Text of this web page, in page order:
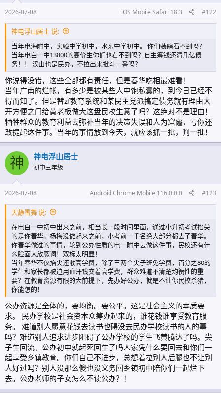
2026-07-08 iOS Mobile Safari 18.3 #122
神电浮山居士 说:
当年电海附中，实验中学初中，水东中学初中。 你们装瞎看不到吗？
当年电白一中13800的高价生你们也看不到吗？自主筹钱还清几亿债
务！！ 汉山也是民办，不拉出来批斗一番吗？
你说得没错，这些全部都有责任，但是春华吃相最难看！
当年广南的烂帐，有多少是被某些人中饱私囊的，到今日已经不
得而知了。但是替zf教育系统和某民主党派搞定债务就有理由大
开方便之门给黄老板做大这盘民校生意了吗？这绝对不是理由！
牺牲群众的教育利益去弥补当年的决策失误和人为窟窿，亏你还
敢提起这件事。当年的事情放到今天，就应该抓一批，判一批！
神 神电浮山居士
初中三年级
2026-07-08 Android Chrome Mobile 116.0.0.0 #123
天静雪舞 说:
在电白一中初中出来之前，相当长一段时间里面，通过小升初考试掐尖
的是你春华。杨梅没做起来之前，小考前一千名绝大部分都去了春华。
你春华做过的事情，轮到公办性质的电一附中去做这件事，民校还有什
么脸面大放厥词！双标太明显！
当年春华不仅掐尖还收高学费，除了三两个尖子班免学费，百分之80的
学生和家长都被迫用血汗钱交着高学费，群众难道不清楚均衡性的重
要？在教育资源有限的大前提下，先办好公办，就是不让你民校杀猪，
你能怎的！
公办资源是全体的，要均衡。要公平。这是社会主义的本质要
求。 民办学校是社会资本众筹办起来的，谁花钱谁享受教育服
务。 难道别人愿意花钱去读书也碍没去民办学校读书的人的事
吗？难道别人追求进步阻碍了公办学校的学生飞黄腾达了吗。尖
子生回流，公办初中就起死回生了吗人家凭什么要回去和你们一
起享受乡镇教育。你们自己不进步，总想着拉别人后腿也不让别
人好过吗？别人没那么傻也没义务回乡镇初中陪你们一起烂下
去。公办老师的子女怎么不读公办？！